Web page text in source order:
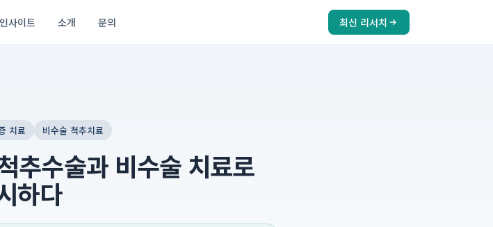
인사이트 소개 문의 최신 리서치
치료 비수술 척추치료
추수술과 비수술 치료로
하다